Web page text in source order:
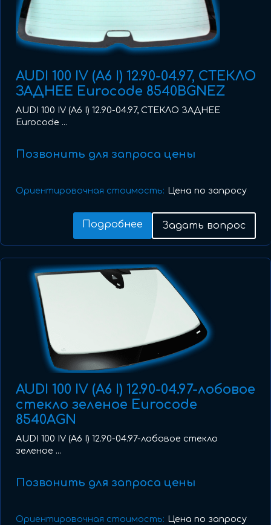
AUDI 100 IV (A6 I) 12.90-04.97, СТЕКЛО
ЗАДНЕЕ Eurocode 8540BGNEZ
AUDI 100 IV (A6 I) 12.90-04.97, СТЕКЛО ЗАДНЕЕ
Eurocode ...
Позвонить для запроса цены
Ориентировочная стоимость: Цена по запросу
Подробнее Задать вопрос
AUDI 100 IV (A6 I) 12.90-04.97-лобовое
стекло зеленое Eurocode
8540AGN
AUDI 100 IV (A6 I) 12.90-04.97-лобовое стекло
зеленое ...
Позвонить для запроса цены
Ориентировочная стоимость: Цена по запросу